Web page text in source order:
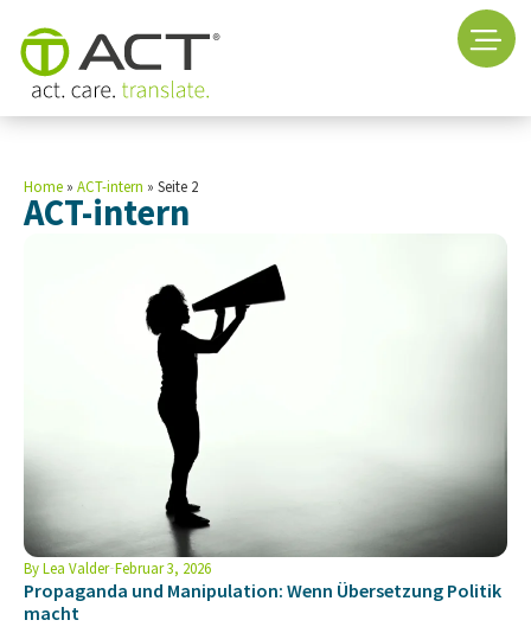
Home » ACT-intern » Seite 2
ACT-intern
ByLea Valder Februar 3, 2026
Propaganda und Manipulation: Wenn Übersetzung Politik
macht